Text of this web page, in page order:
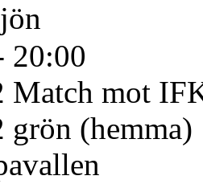
20:00
Match mot
grön (hemma)